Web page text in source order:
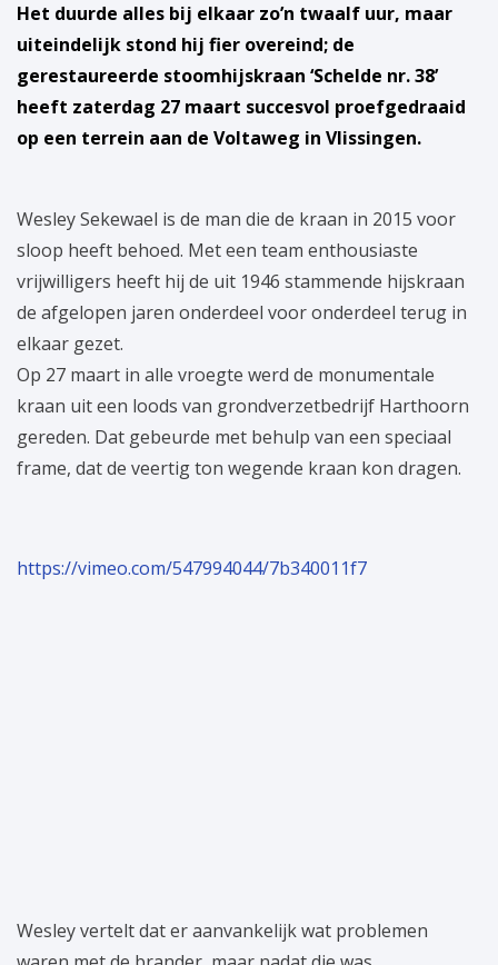
Het duurde alles bij elkaar zo’n twaalf uur, maar
uiteindelijk stond hij fier overeind; de
gerestaureerde stoomhijskraan ‘Schelde nr. 38’
heeft zaterdag 27 maart succesvol proefgedraaid
op een terrein aan de Voltaweg in Vlissingen.
Wesley Sekewael is de man die de kraan in 2015 voor
sloop heeft behoed. Met een team enthousiaste
vrijwilligers heeft hij de uit 1946 stammende hijskraan
de afgelopen jaren onderdeel voor onderdeel terug in
elkaar gezet.
Op 27 maart in alle vroegte werd de monumentale
kraan uit een loods van grondverzetbedrijf Harthoorn
gereden. Dat gebeurde met behulp van een speciaal
frame, dat de veertig ton wegende kraan kon dragen.
https://vimeo.com/547994044/7b340011f7
Wesley vertelt dat er aanvankelijk wat problemen